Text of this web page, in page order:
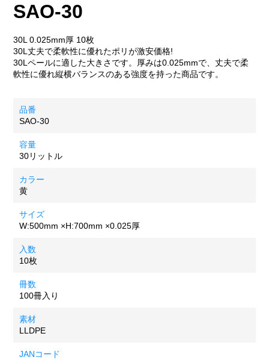
SAO-30
30L 0.025mm厚 10枚
30L丈夫で柔軟性に優れたポリが激安価格!
30Lペールに適した大きさです。厚みは0.025mmで、丈夫で柔
軟性に優れ縦横バランスのある強度を持った商品です。
品番
SAO-30
容量
30リットル
カラー
黄
サイズ
W:500mm ×H:700mm ×0.025厚
入数
10枚
冊数
100冊入り
素材
LLDPE
JANコード